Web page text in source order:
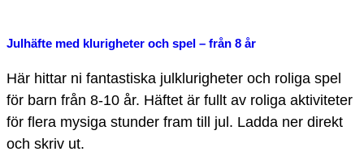
Julhäfte med klurigheter och spel – från 8 år
Här hittar ni fantastiska julklurigheter och roliga spel
för barn från 8-10 år. Häftet är fullt av roliga aktiviteter
för flera mysiga stunder fram till jul. Ladda ner direkt
och skriv ut.